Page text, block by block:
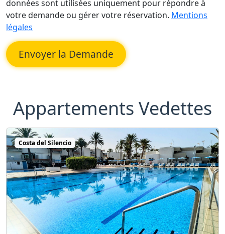
données sont utilisées uniquement pour répondre à
votre demande ou gérer votre réservation. Mentions
légales
Envoyer la Demande
Appartements Vedettes
Costa del Silencio